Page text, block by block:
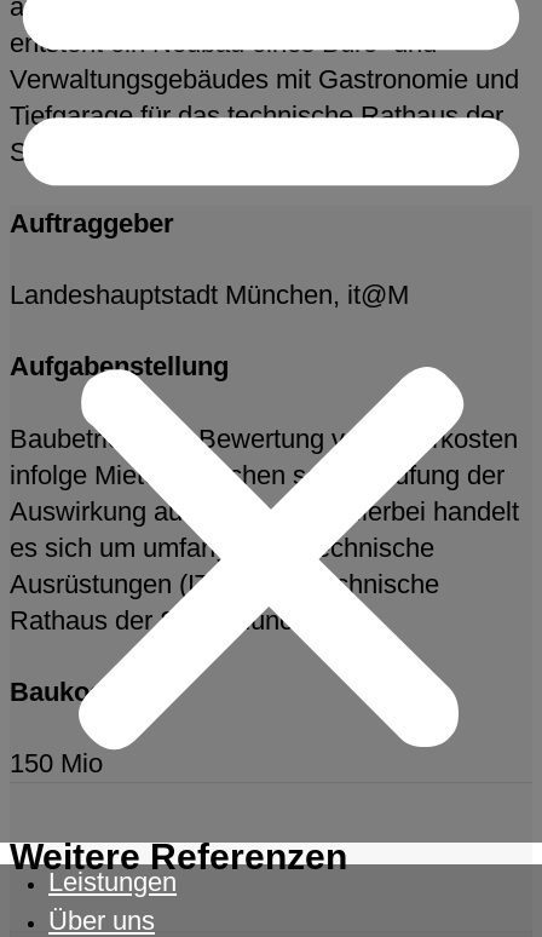
Leistungen
Über uns
am Anges-Pockels-Bogen in Nymphenburg
entsteht ein Neubau eines Büro- und
Verwaltungsgebäudes mit Gastronomie und
Tiefgarage für das technische Rathaus der
Stadt München als Mieter diese Objektes
Auftraggeber
Landeshauptstadt München, it@M
Aufgabenstellung
Baubetriebliche Bewertung von Mehrkosten
infolge Mieterwünschen sowie Prüfung der
Auswirkung auf die Bauzeit. Hierbei handelt
es sich um umfangreiche technische
Ausrüstungen (IT) für das technische
Rathaus der Stadt München
Baukosten
150 Mio
Weitere Referenzen